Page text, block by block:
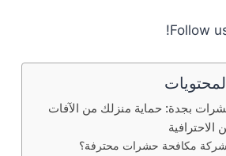
Follow
بجدة: حماية منزلك من الآفات
شركة مكافحة حشرات محترفة؟